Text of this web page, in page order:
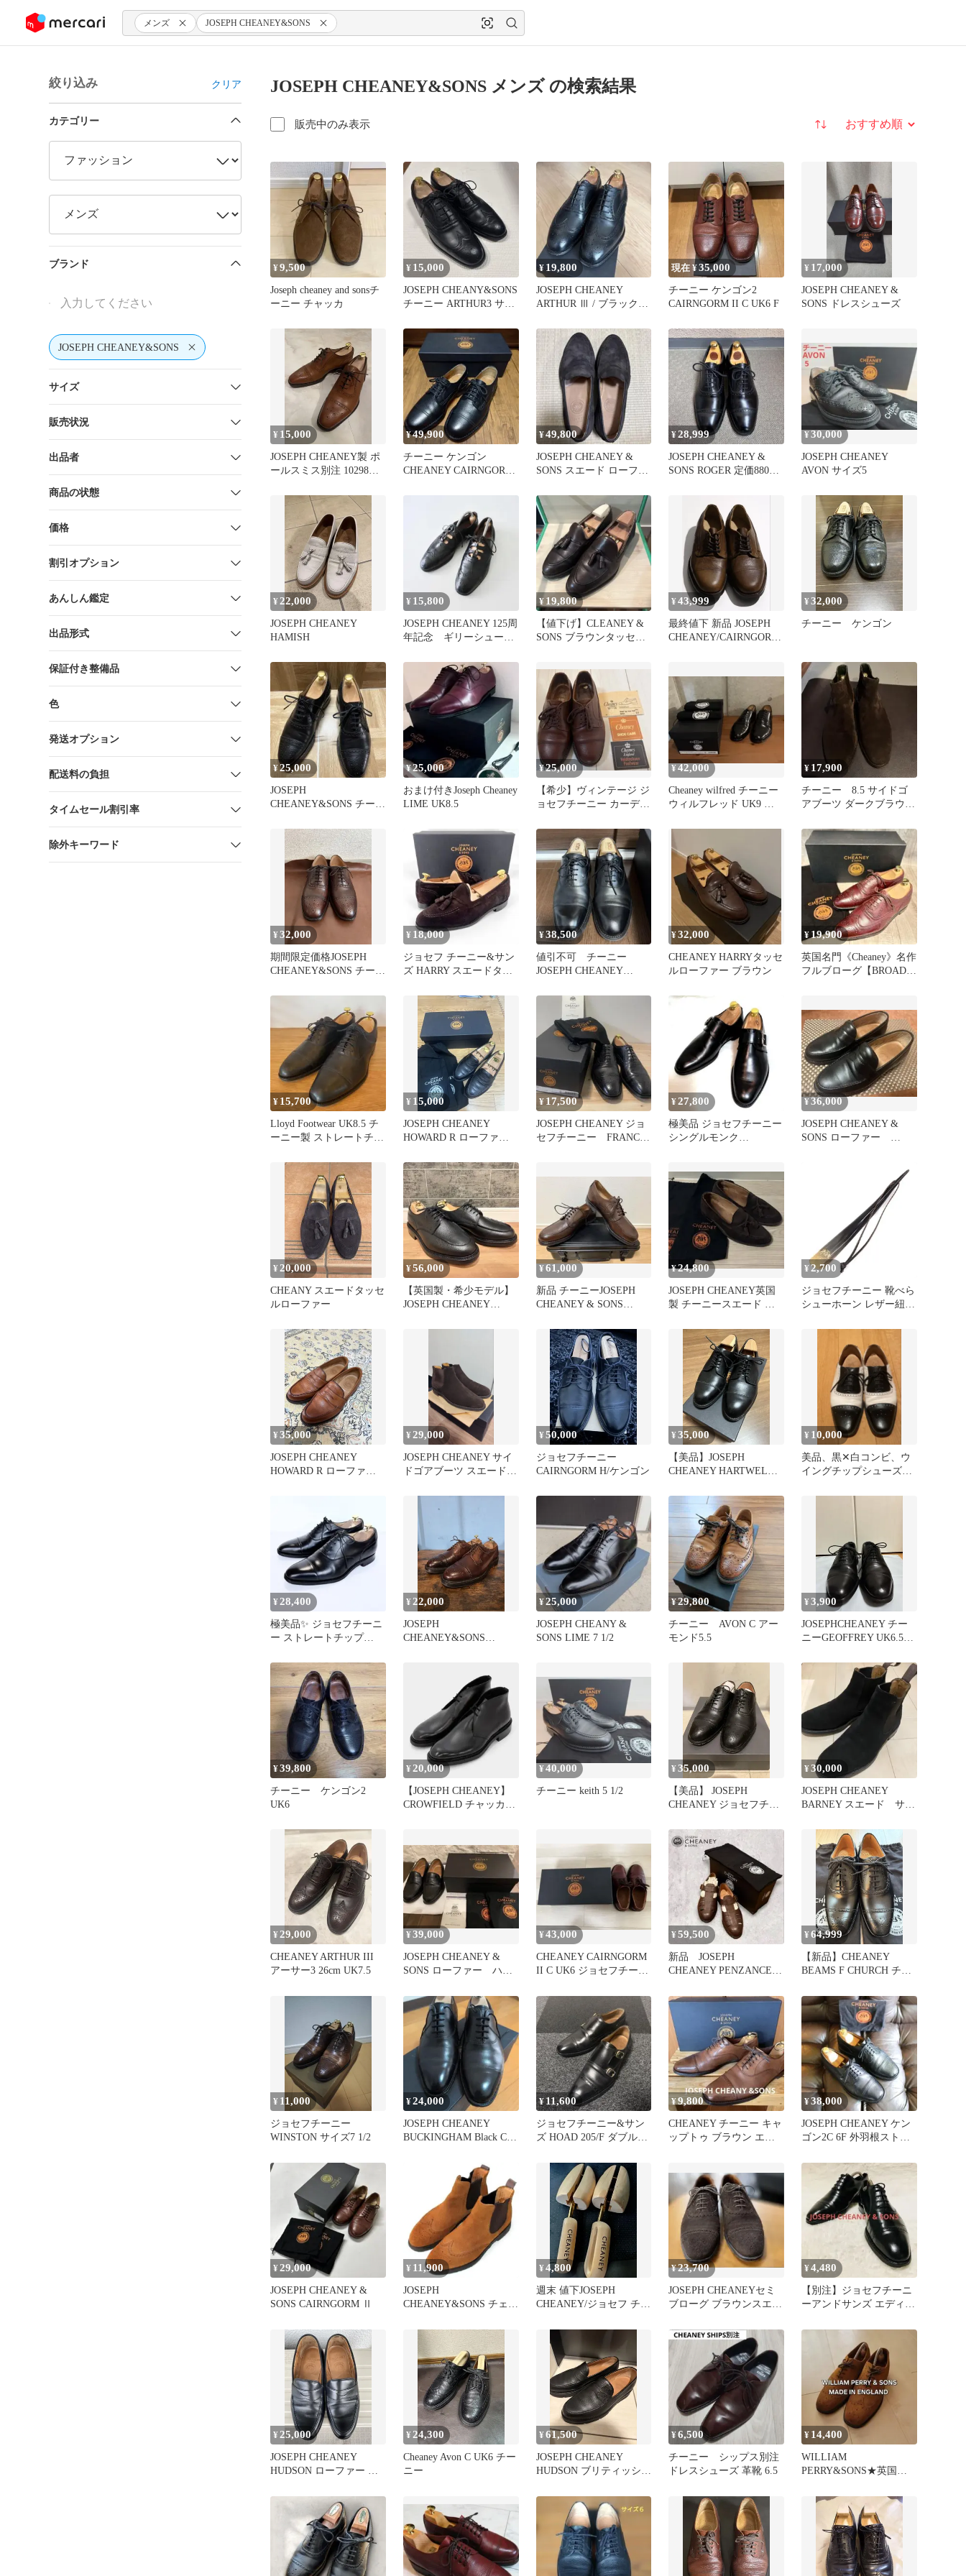
ツにスキップ メンズ JOSEPH CHEANEY&SONS
絞り込み クリア
カテゴリー
ブランド
JOSEPH CHEANEY&SONS
サイズ
販売状況
出品者
商品の状態
価格
割引オプション
あんしん鑑定
出品形式
保証付き整備品
色
発送オプション
配送料の負担
タイムセール割引率
除外キーワード
JOSEPH CHEANEY&SONS メンズ の検索結果
販売中のみ表示 並び替え
¥9,500
Joseph cheaney and sonsチ
ーニー チャッカ
¥ 15,000
JOSEPH CHEANY&SONS
チーニー ARTHUR3 サイ
¥ 19,800
JOSEPH CHEANEY
ARTHUR Ⅲ / ブラック
現在 ¥35,000
チーニー ケンゴン2
CAIRNGORM II C UK6 F
¥ 17,000
JOSEPH CHEANEY &
SONS ドレスシューズ
¥ 15,000
JOSEPH CHEANEY製 ポ
ールスミス別注 10298ラ
¥49,900
チーニー ケンゴン
CHEANEY CAIRNGORM
¥49,800
JOSEPH CHEANEY &
SONS スエード ローファ
¥28,999
JOSEPH CHEANEY &
SONS ROGER 定価88000
¥30,000
JOSEPH CHEANEY
AVON サイズ5
¥ 22,000
JOSEPH CHEANEY
HAMISH
¥ 15,800
JOSEPH CHEANEY 125周
年記念 ギリーシュー
¥ 19,800
【値下げ】CLEANEY &
SONS ブラウンタッセル
¥43,999
最終値下 新品 JOSEPH
CHEANEY/CAIRNGORM
¥32,000
チーニー ケンゴン
¥25,000
JOSEPH
CHEANEY&SONS チーニ
¥25,000
おまけ付きJoseph Cheaney
LIME UK8.5
¥25,000
【希少】ヴィンテージ ジ
ョセフチーニー カーディ
¥42,000
Cheaney wilfred チーニー
ウィルフレッド UK9 イ
¥ 17,900
チーニー 8.5 サイドゴ
アブーツ ダークブラウン
¥32,000
期間限定価格JOSEPH
CHEANEY&SONS チーニ
¥ 18,000
ジョセフ チーニー&サン
ズ HARRY スエードタッ
¥38,500
値引不可 チーニー
JOSEPH CHEANEY
¥32,000
CHEANEY HARRYタッセ
ルローファー ブラウン
¥ 19,900
英国名門《Cheaney》名作
フルブローグ【BROAD
¥ 15,700
Lloyd Footwear UK8.5 チ
ーニー製 ストレートチッ
¥ 15,000
JOSEPH CHEANEY
HOWARD R ローファー
¥ 17,500
JOSEPH CHEANEY ジョ
セフチーニー FRANCIS
¥27,800
極美品 ジョセフチーニー
シングルモンク
¥36,000
JOSEPH CHEANEY &
SONS ローファー
¥ 20,000
CHEANY スエードタッセ
ルローファー
¥56,000
【英国製・希少モデル】
JOSEPH CHEANEY
¥61,000
新品 チーニーJOSEPH
CHEANEY & SONS
¥24,800
JOSEPH CHEANEY英国
製 チーニースエード タ
¥ 2,700
ジョセフチーニー 靴べら
シューホーン レザー紐
付属品なし JOSEPH
CHEANEY 現状品
¥35,000
JOSEPH CHEANEY
HOWARD R ローファー
¥ 29,000
JOSEPH CHEANEY サイ
ドゴアブーツ スエード
¥50,000
ジョセフチーニー
CAIRNGORM H/ケンゴン
¥35,000
【美品】JOSEPH
CHEANEY HARTWELL
¥ 10,000
美品、黒✕白コンビ、ウ
イングチップシューズ、
¥28,400
極美品✨ ジョセフチーニ
ー ストレートチップ
¥ 22,000
JOSEPH
CHEANEY&SONS
¥25,000
JOSEPH CHEANY &
SONS LIME 7 1/2
¥29,800
チーニー AVON C アー
モンド5.5
¥3,900
JOSEPHCHEANEY チー
ニーGEOFFREY UK6.5E
¥39,800
チーニー ケンゴン2
UK6
¥20,000
【JOSEPH CHEANEY】
CROWFIELD チャッカブ
¥40,000
チーニー keith 5 1/2
¥35,000
【美品】 JOSEPH
CHEANEY ジョセフチー
靴
¥30,000
JOSEPH CHEANEY
BARNEY スエード サイ
¥29,000
CHEANEY ARTHUR III
アーサー3 26cm UK7.5
¥39,000
JOSEPH CHEANEY &
SONS ローファー ハド
¥43,000
CHEANEY CAIRNGORM
II C UK6 ジョセフチーニ
¥59,500
新品 JOSEPH
CHEANEY PENZANCE 2
¥64,999
【新品】CHEANEY
BEAMS F CHURCH チャ
¥ 11,000
ジョセフチーニー
WINSTON サイズ7 1/2
¥24,000
JOSEPH CHEANEY
BUCKINGHAM Black Calf
¥11,600
ジョセフチーニー&サン
ズ HOAD 205/F ダブルモ
¥9,800
CHEANEY チーニー キャ
ップトゥ ブラウン エデ
¥38,000
JOSEPH CHEANEY ケン
ゴン2C 6F 外羽根ストレ
¥29,000
JOSEPH CHEANEY &
SONS CAIRNGORM Ⅱ
¥ 11,900
JOSEPH
CHEANEY&SONS チェル
サイドゴア
¥4,800
週末 値下JOSEPH
CHEANEY/ジョセフ チー
¥23,700
JOSEPH CHEANEYセミ
ブローグ ブラウンスエー
¥4,480
【別注】ジョセフチーニ
ーアンドサンズ エディフ
ズ 25cm
¥25,000
JOSEPH CHEANEY
HUDSON ローファー ブ
¥24,300
Cheaney Avon C UK6 チー
ニー
¥61,500
JOSEPH CHEANEY
HUDSON ブリティッシュ
¥6,500
チーニー シップス別注
ドレスシューズ 革靴 6.5
¥ 14,400
WILLIAM
PERRY&SONS★英国製
ウイング